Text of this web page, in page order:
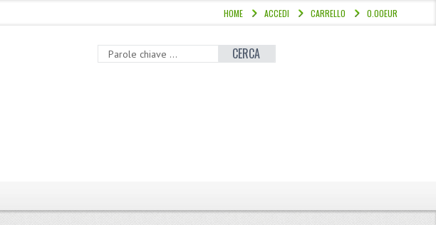
0.00EUR
CARRELLO
ACCEDI
HOME
CERCA